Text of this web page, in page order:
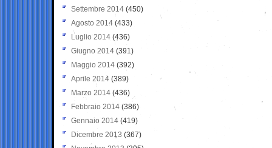
Settembre 2014 (450)
Agosto 2014 (433)
Luglio 2014 (436)
Giugno 2014 (391)
Maggio 2014 (392)
Aprile 2014 (389)
Marzo 2014 (436)
Febbraio 2014 (386)
Gennaio 2014 (419)
Dicembre 2013 (367)